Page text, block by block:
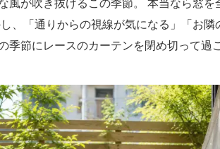
風が吹き抜けるこの季節。 本当なら窓を
、「通りからの視線が気になる」「お
季節にレースのカーテンを閉め切って過